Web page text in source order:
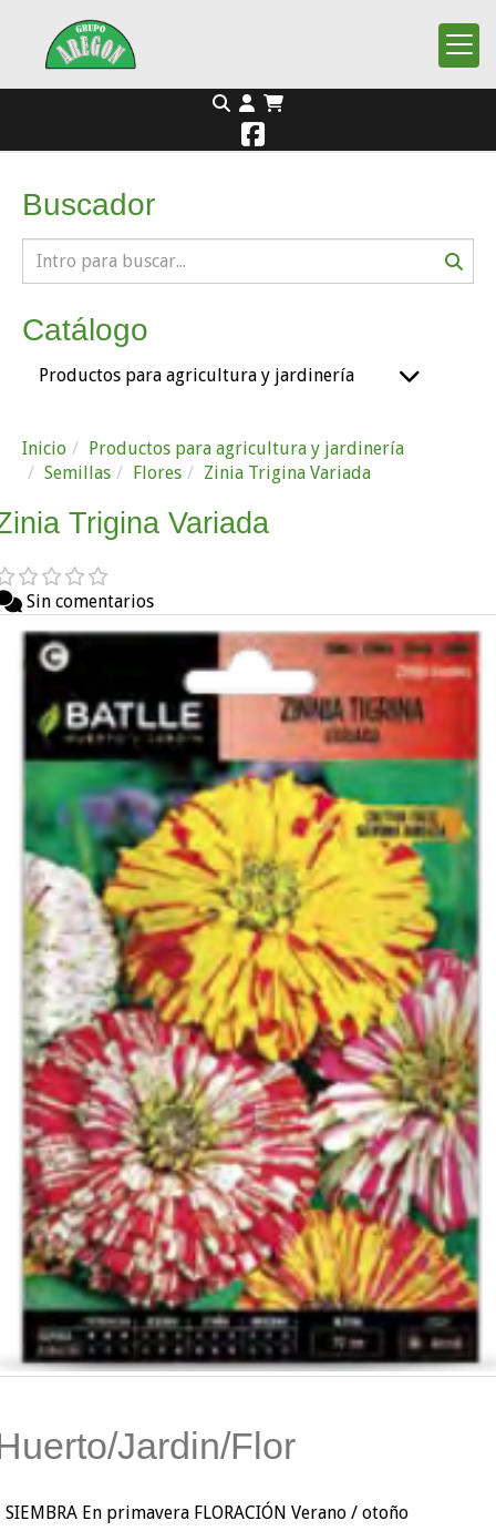
Buscador
Catálogo
Productos para agricultura y jardinería
Inicio
Productos para agricultura y jardinería
Semillas
Flores Zinia Trigina Variada
Trigina Variada
Sin comentarios
Jardin/Flor
SIEMBRA En primavera FLORACIÓN Verano / otoño